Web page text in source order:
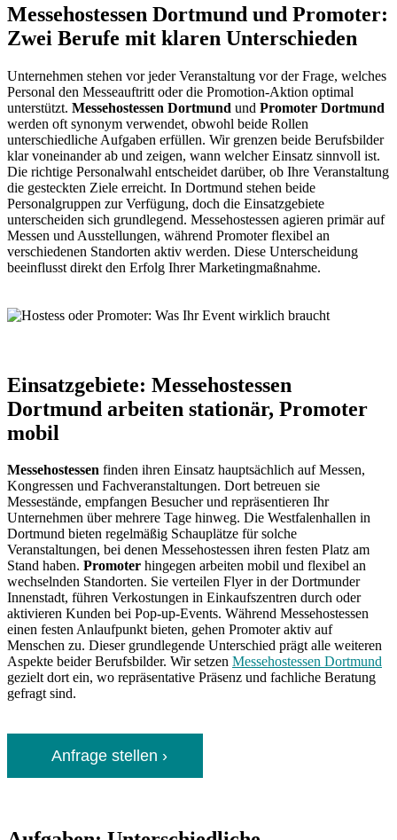
Messehostessen Dortmund und Promoter:
Zwei Berufe mit klaren Unterschieden
Unternehmen stehen vor jeder Veranstaltung vor der Frage, welches
Personal den Messeauftritt oder die Promotion-Aktion optimal
unterstützt. Messehostessen Dortmund und Promoter Dortmund
werden oft synonym verwendet, obwohl beide Rollen
unterschiedliche Aufgaben erfüllen. Wir grenzen beide Berufsbilder
klar voneinander ab und zeigen, wann welcher Einsatz sinnvoll ist.
Die richtige Personalwahl entscheidet darüber, ob Ihre Veranstaltung
die gesteckten Ziele erreicht. In Dortmund stehen beide
Personalgruppen zur Verfügung, doch die Einsatzgebiete
unterscheiden sich grundlegend. Messehostessen agieren primär auf
Messen und Ausstellungen, während Promoter flexibel an
verschiedenen Standorten aktiv werden. Diese Unterscheidung
beeinflusst direkt den Erfolg Ihrer Marketingmaßnahme.
Einsatzgebiete: Messehostessen
Dortmund arbeiten stationär, Promoter
mobil
Messehostessen finden ihren Einsatz hauptsächlich auf Messen,
Kongressen und Fachveranstaltungen. Dort betreuen sie
Messestände, empfangen Besucher und repräsentieren Ihr
Unternehmen über mehrere Tage hinweg. Die Westfalenhallen in
Dortmund bieten regelmäßig Schauplätze für solche
Veranstaltungen, bei denen Messehostessen ihren festen Platz am
Stand haben. Promoter hingegen arbeiten mobil und flexibel an
wechselnden Standorten. Sie verteilen Flyer in der Dortmunder
Innenstadt, führen Verkostungen in Einkaufszentren durch oder
aktivieren Kunden bei Pop-up-Events. Während Messehostessen
einen festen Anlaufpunkt bieten, gehen Promoter aktiv auf
Menschen zu. Dieser grundlegende Unterschied prägt alle weiteren
Aspekte beider Berufsbilder. Wir setzen Messehostessen Dortmund
gezielt dort ein, wo repräsentative Präsenz und fachliche Beratung
gefragt sind.
Anfrage stellen ›